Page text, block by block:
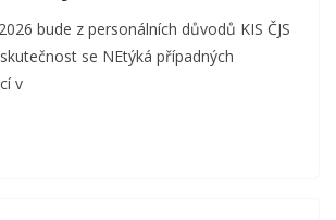
bude z personálních důvodů KIS ČJS
se NEtýká případných
v